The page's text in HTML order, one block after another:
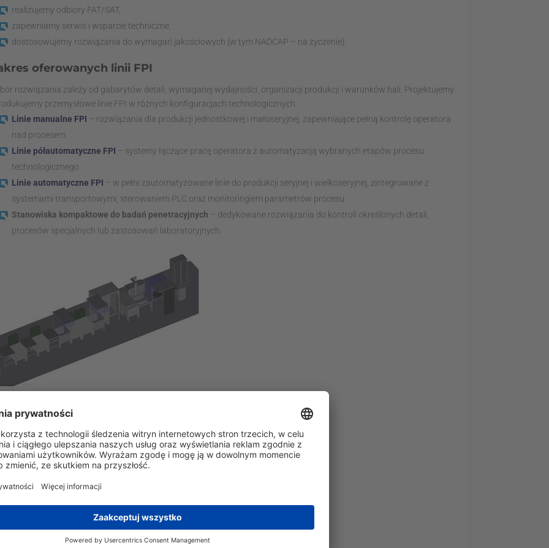
realizujemy odbiory FAT/SAT,
zapewniamy serwis i wsparcie techniczne,
dostosowujemy rozwiązania do wymagań jakościowych (w tym NADCAP – na życzenie).
oferowanych linii FPI
rozwiązania zależy od gabarytów detali, wymaganej wydajności, organizacji produkcji i warunków hali. Projektujemy
przemysłowe linie FPI w różnych konfiguracjach technologicznych:
Linie manualne FPI – rozwiązania dla produkcji jednostkowej i małoseryjnej, zapewniające pełną kontrolę operatora
nad procesem.
Linie półautomatyczne FPI – systemy łączące pracę operatora z automatyzacją wybranych etapów procesu
technologicznego.
Linie automatyczne FPI – w pełni zautomatyzowane linie do produkcji seryjnej i wielkoseryjnej, zintegrowane z
systemami transportowymi, sterowaniem PLC oraz monitoringiem parametrów procesu.
Stanowiska kompaktowe do badań penetracyjnych – dedykowane rozwiązania do kontroli określonych detali,
procesów specjalnych lub zastosowań laboratoryjnych.
systemu linii FPI
od wymagań technologicznych linia może obejmować:
systemy przygotowania powierzchni (myjnie ultradźwiękowe, natryskowe),
stanowiska nanoszenia penetranta (zanurzeniowe, natryskowe, elektrostatyczne),
suszarki technologiczne,
kabiny inspekcyjne UV,
systemy transportowe (manipulatory, tory podwieszane, systemy rolkowe),
systemy filtracji i oczyszczania popłuczyn,